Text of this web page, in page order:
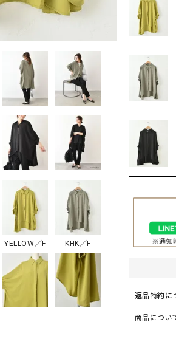
バッグ
帽子
ソックス・その他雑貨
YELLOW／F KHK／F
返品特約に
商品につい